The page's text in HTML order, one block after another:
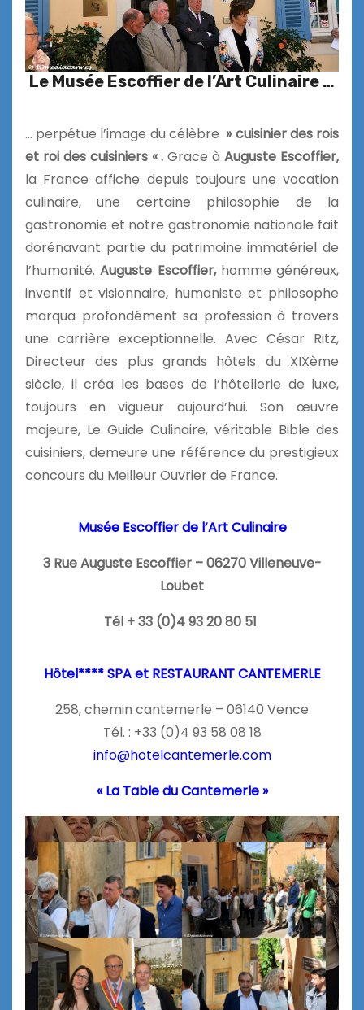
Le Musée Escoffier de l’Art Culinaire …
… perpétue l’image du célèbre » cuisinier des rois
et roi des cuisiniers « .Grace àAuguste Escoffier,
la France affiche depuis toujours une vocation
culinaire, une certaine philosophie de la
gastronomie et notre gastronomie nationale fait
dorénavant partie du patrimoine immatériel de
l’humanité.Auguste Escoffier,homme généreux,
inventif et visionnaire, humaniste et philosophe
marqua profondément sa profession à travers
une carrière exceptionnelle. Avec César Ritz,
Directeur des plus grands hôtels du XIXème
siècle, il créa les bases de l’hôtellerie de luxe,
toujours en vigueur aujourd’hui. Son œuvre
majeure, Le Guide Culinaire, véritable Bible des
cuisiniers, demeure une référence du prestigieux
concours du Meilleur Ouvrier de France.
Musée Escoffier de l’Art Culinaire
3 Rue Auguste Escoffier – 06270 Villeneuve-
Loubet
Tél + 33 (0)4 93 20 80 51
Hôtel**** SPA et RESTAURANT CANTEMERLE
258, chemin cantemerle – 06140 Vence
Tél. : +33 (0)4 93 58 08 18
info@hotelcantemerle.com
« La Table du Cantemerle »